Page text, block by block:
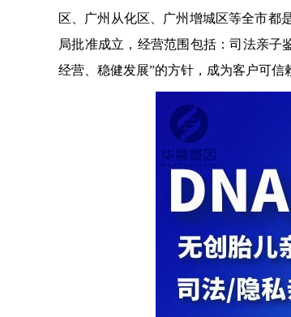
区、广州从化区、广州增城区等全市都
局批准成立，经营范围包括：司法亲
经营、稳健发展”的方针，成为客户可信